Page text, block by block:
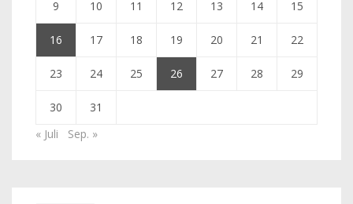
9 10 11 12 13 14 15
16 17 18 19 20 21 22
23 24 25 26 27 28 29
30
31
« Juli
Sep. »